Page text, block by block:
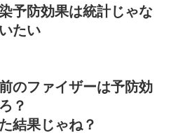
予防効果は統計じゃな
たい
のファイザーは予防効
？
結果じゃね？